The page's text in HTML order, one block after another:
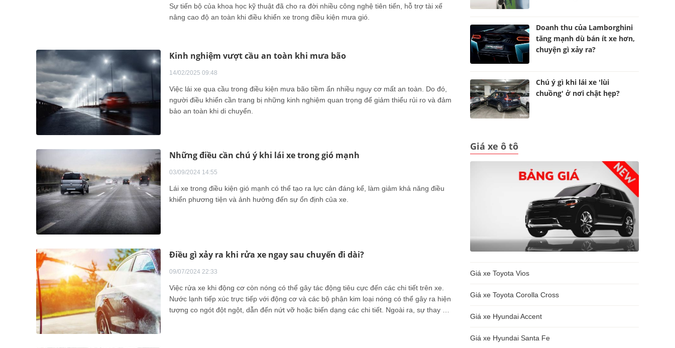
Sự tiến bộ của khoa học kỹ thuật đã cho ra đời nhiều công nghệ tiên tiến, hỗ trợ tài xế
nâng cao độ an toàn khi điều khiển xe trong điều kiện mưa gió.
Kinh nghiệm vượt cầu an toàn khi mưa bão
14/02/2025 09:48
Việc lái xe qua cầu trong điều kiện mưa bão tiềm ẩn nhiều nguy cơ mất an toàn. Do đó,
người điều khiển cần trang bị những kinh nghiệm quan trọng để giảm thiểu rủi ro và đảm
bảo an toàn khi di chuyển.
Những điều cần chú ý khi lái xe trong gió mạnh
03/09/2024 14:55
Lái xe trong điều kiện gió mạnh có thể tạo ra lực cản đáng kể, làm giảm khả năng điều
khiển phương tiện và ảnh hưởng đến sự ổn định của xe.
Điều gì xảy ra khi rửa xe ngay sau chuyến đi dài?
09/07/2024 22:33
Việc rửa xe khi động cơ còn nóng có thể gây tác động tiêu cực đến các chi tiết trên xe.
Nước lạnh tiếp xúc trực tiếp với động cơ và các bộ phận kim loại nóng có thể gây ra hiện
tượng co ngót đột ngột, dẫn đến nứt vỡ hoặc biến dạng các chi tiết. Ngoài ra, sự thay đổi
Doanh thu của Lamborghini
tăng mạnh dù bán ít xe hơn,
chuyện gì xảy ra?
Chú ý gì khi lái xe 'lùi
chuồng' ở nơi chật hẹp?
Giá xe ô tô
Giá xe Toyota Vios
Giá xe Toyota Corolla Cross
Giá xe Hyundai Accent
Giá xe Hyundai Santa Fe